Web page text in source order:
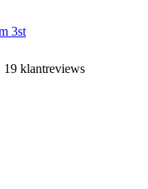
3st
19 klantreviews